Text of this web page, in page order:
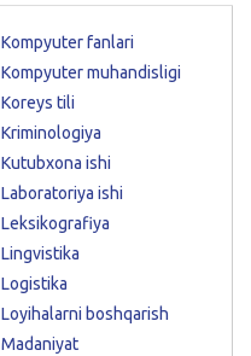
Kompyuter fanlari
Kompyuter muhandisligi
Koreys tili
Kriminologiya
Kutubxona ishi
Laboratoriya ishi
Leksikografiya
Lingvistika
Logistika
Loyihalarni boshqarish
Madaniyat